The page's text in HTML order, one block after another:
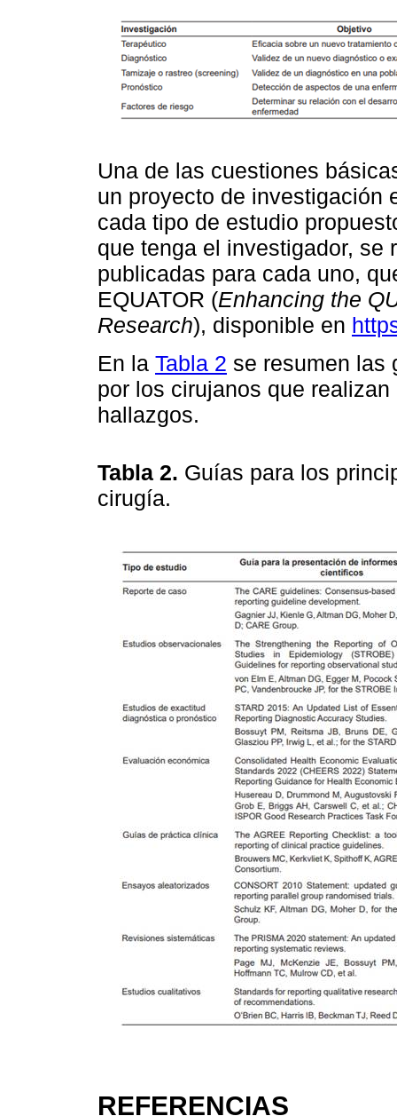
Una de las cuestiones
un proyecto de investigación
cada tipo de estudio
que tenga el investigador, se
publicadas para cada uno,
EQUATOR (Enhancing the
Research), disponible en
En la Tabla 2 se resumen las
por los cirujanos que
hallazgos.
Tabla 2. Guías para los
cirugía.
REFERENCIAS